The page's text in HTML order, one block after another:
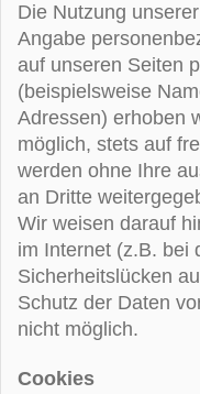
Die Nutzung
Angabe
auf unseren Seiten
(beispielsweise
Adressen) erhoben
möglich, stets auf
werden ohne Ihre
an Dritte
Wir weisen darauf
im Internet (z.B. bei
Sicherheitslücken
Schutz der Daten
nicht möglich.
Cookies